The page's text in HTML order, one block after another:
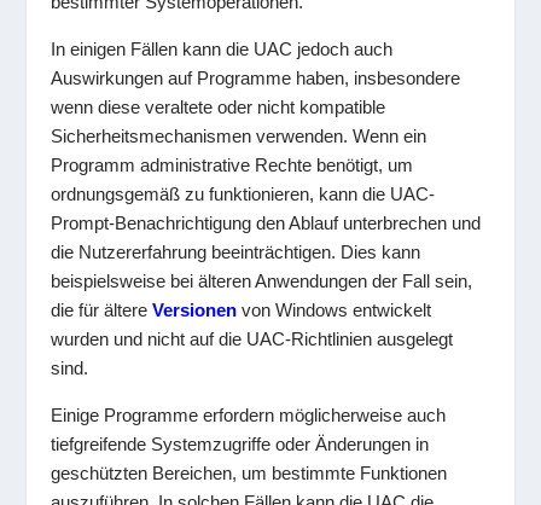
In einigen Fällen kann die UAC jedoch auch
Auswirkungen auf Programme haben, insbesondere
wenn diese veraltete oder nicht kompatible
Sicherheitsmechanismen verwenden. Wenn ein
Programm administrative Rechte benötigt, um
ordnungsgemäß zu funktionieren, kann die UAC-
Prompt-Benachrichtigung den Ablauf unterbrechen und
die Nutzererfahrung beeinträchtigen. Dies kann
beispielsweise bei älteren Anwendungen der Fall sein,
die für ältereVersionen von Windows entwickelt
wurden und nicht auf die UAC-Richtlinien ausgelegt
sind.
Einige Programme erfordern möglicherweise auch
tiefgreifende Systemzugriffe oder Änderungen in
geschützten Bereichen, um bestimmte Funktionen